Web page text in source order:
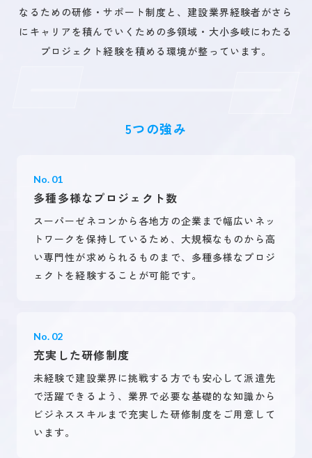
なるための研修・サポート制度と、建設業界経験者がさら
にキャリアを積んでいくための多領域・大小多岐にわたる
プロジェクト経験を積める環境が整っています。
5つの強み
No. 01
多種多様なプロジェクト数
スーパーゼネコンから各地方の企業まで幅広いネッ
トワークを保持しているため、大規模なものから高
い専門性が求められるものまで、多種多様なプロジ
ェクトを経験することが可能です。
No. 02
充実した研修制度
未経験で建設業界に挑戦する方でも安心して派遣先
で活躍できるよう、業界で必要な基礎的な知識から
ビジネススキルまで充実した研修制度をご用意して
います。